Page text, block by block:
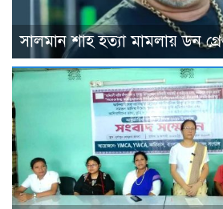
সালমান শাহ হত্যা মামলায় ডন